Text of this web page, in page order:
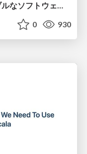
歴史と現在から考えるスケーラブルなソフトウェア開発のプラクティス
0 930